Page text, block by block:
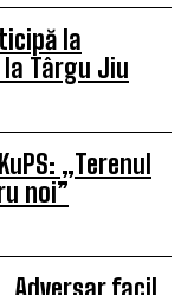
la
Târgu Jiu
„Terenul
noi”
Adversar facil